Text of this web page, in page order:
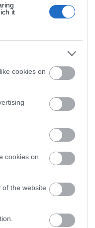
it
cookies on
cookies on
the website